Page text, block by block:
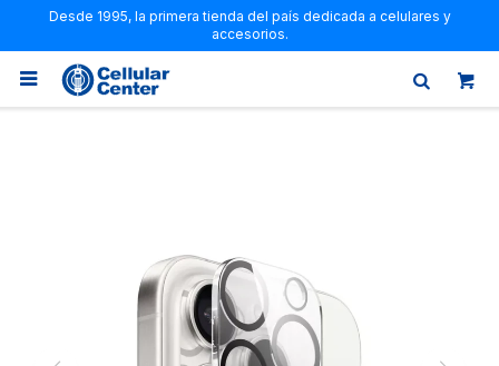
Desde 1995, la primera tienda del país dedicada a celulares y
accesorios.
